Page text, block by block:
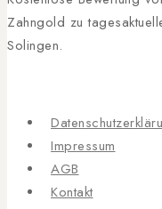
Zahngold zu
Solingen.
Impressum
AGB
Kontakt